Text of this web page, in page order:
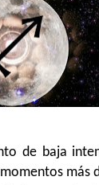
de baja
más